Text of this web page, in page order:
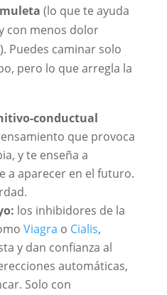
(lo que te ayuda
con menos dolor
Puedes caminar solo
pero lo que arregla la
conductual
que provoca
y te enseña a
a aparecer en el futuro.
los inhibidores de la
Viagra o Cialis,
y dan confianza al
automáticas,
Solo con